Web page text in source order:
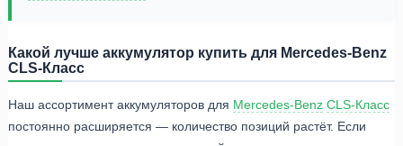
Какой лучше аккумулятор купить для Mercedes-Benz
CLS-Класс
Наш ассортимент аккумуляторов для Mercedes-Benz CLS-Класс
постоянно расширяется — количество позиций растёт. Если